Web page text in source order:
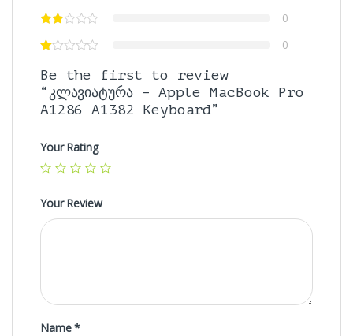
0
0
Be the first to review
“კლავიატურა – Apple MacBook Pro
A1286 A1382 Keyboard”
Your Rating
Your Review
Name*